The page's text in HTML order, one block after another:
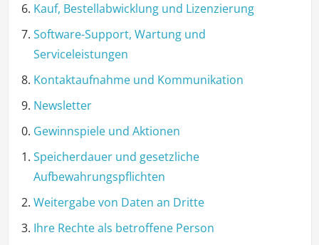
Kauf, Bestellabwicklung und Lizenzierung
Software-Support, Wartung und
Serviceleistungen
Kontaktaufnahme und Kommunikation
Newsletter
Gewinnspiele und Aktionen
Speicherdauer und gesetzliche
Aufbewahrungspflichten
Weitergabe von Daten an Dritte
Ihre Rechte als betroffene Person